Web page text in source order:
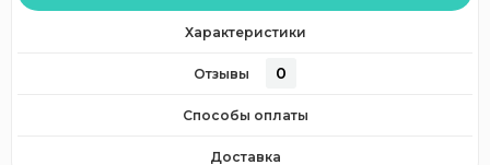
Характеристики
Отзывы 0
Способы оплаты
Доставка